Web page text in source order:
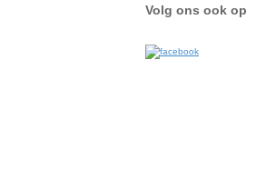
Volg ons ook op